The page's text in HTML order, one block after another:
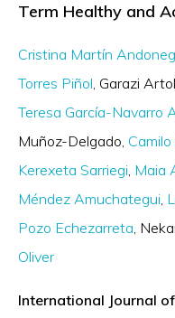
Term Healthy and
Cristina Martín
Torres Piñol Garazi
Teresa García-Navarro
Muñoz-Delgado
Kerexeta Sarriegi Maia
Méndez Amuchategui
Pozo Echezarreta
Oliver
International Journal